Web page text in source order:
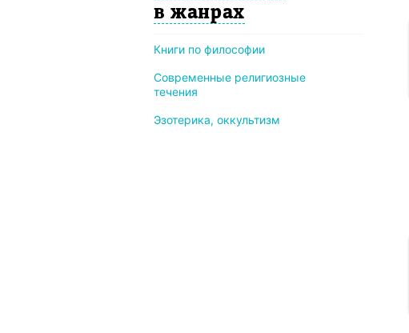
в жанрах
Книги по философии
Современные религиозные
течения
Эзотерика, оккультизм